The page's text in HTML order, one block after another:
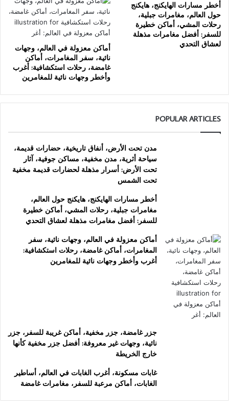
أخطر مسارات الهايكنج، هايكنج
حول العالم، مغامرات جبلية،
رحلات المشي، أماكن خطيرة
للسفر: أفضل مغامرات مذهلة
لعشاق التحدي
أماكن معزولة في العالم، وجهات
نائية، سفر المغامرات، أماكن
غامضة، رحلات استكشافية: أغرب
وأخطر وجهات نائية للمغامرين
POPULAR ARTICLES
مدن تحت الأرض، أنفاق تاريخية، حضارات قديمة،
سياحة أثرية، مدن مخفية، مساكن جوفية، آثار
تحت الأرض: أسرار مذهلة لحضارات قديمة مخفية
تحت الشمس
أخطر مسارات الهايكنج، هايكنج حول العالم،
مغامرات جبلية، رحلات المشي، أماكن خطيرة
للسفر: أفضل مغامرات مذهلة لعشاق التحدي
أماكن معزولة في العالم، وجهات نائية، سفر
المغامرات، أماكن غامضة، رحلات استكشافية:
أغرب وأخطر وجهات نائية للمغامرين
جزر غامضة، جزر مخفية، أماكن غريبة للسفر، جزر
نائية، وجهات غير معروفة: أفضل جزر مخفية كأنها
خارج الخريطة
غابات مسكونة، أغرب الغابات في العالم، أساطير
الغابات، أماكن مرعبة للسفر، مغامرات غامضة